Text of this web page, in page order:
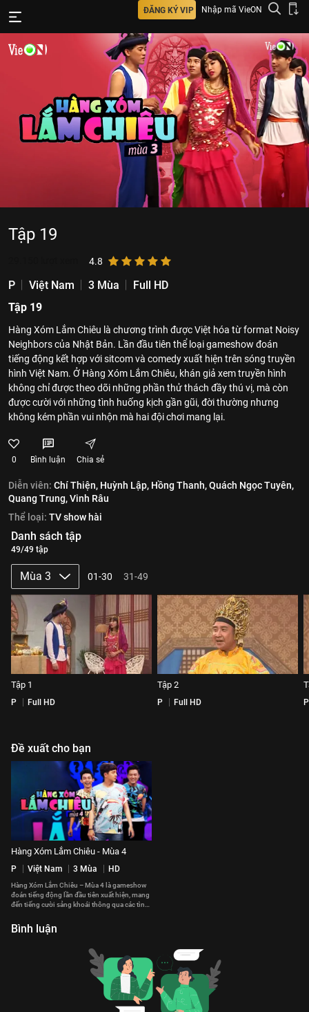
ĐĂNG KÝ VIP Nhập mã VieON
Tập 19
4.8
P Việt Nam 3 Mùa
Full HD
Tập 19
Hàng Xóm Lắm Chiêu là chương trình được Việt hóa từ format Noisy
Neighbors của Nhật Bản. Lần đầu tiên thể loại gameshow đoán
tiếng động kết hợp với sitcom và comedy xuất hiện trên sóng truyền
hình Việt Nam. Ở Hàng Xóm Lắm Chiêu, khán giả xem truyền hình
không chỉ được theo dõi những phần thử thách đầy thú vị, mà còn
được cười với những tình huống kịch gần gũi, đời thường nhưng
không kém phần vui nhộn mà hai đội chơi mang lại.
0 Bình luận Chia sẻ
Diễn viên: Chí Thiện, Huỳnh Lập, Hồng Thanh,Quách Ngọc Tuyên,
Quang Trung,Vinh Râu
Thể loại: TV show hài
Danh sách tập
49/49 tập
Mùa 3 01-30 31-49
Tập 1
P Full HD
Tập 2
P Full HD P
Đề xuất cho bạn
Hàng Xóm Lắm Chiêu - Mùa 4
P Việt Nam 3 Mùa HD
Hàng Xóm Lắm Chiêu – Mùa 4 là gameshow
đoán tiếng động lần đầu tiên xuất hiện, mang
đến tiếng cười sảng khoái thông qua các tình
Bình luận